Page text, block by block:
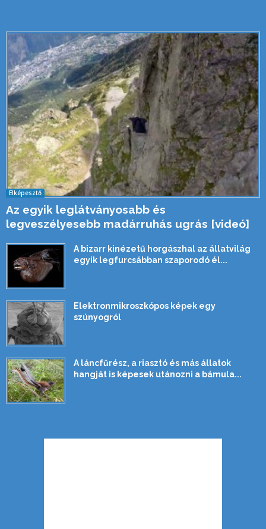
Elképesztő
Az egyik leglátványosabb és
legveszélyesebb madárruhás ugrás [videó]
A bizarr kinézetű horgászhal az állatvilág
egyik legfurcsábban szaporodó él...
Elektronmikroszkópos képek egy
szúnyogról
A láncfűrész, a riasztó és más állatok
hangját is képesek utánozni a bámula...